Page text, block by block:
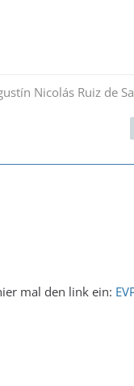
Nicolás Ruiz de
mal den link ein: